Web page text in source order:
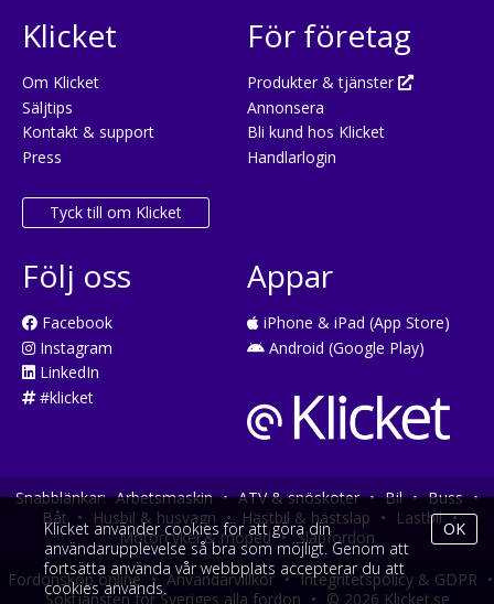
Klicket
Om Klicket
Säljtips
Kontakt & support
Press
Tyck till om Klicket
För företag
Produkter & tjänster
Annonsera
Bli kund hos Klicket
Handlarlogin
Följ oss
Facebook
Instagram
LinkedIn
#klicket
Appar
iPhone & iPad (App Store)
Android (Google Play)
Snabblänkar: Arbetsmaskin • ATV & snöskoter • Bil • Buss •
Båt • Husbil & husvagn • Hästbil & hästsläp • Lastbil •
Motorcykel & moped • Släpfordon
Fordonsköp online • Användarvillkor • Integritetspolicy & GDPR •
Söktjänsten för Sveriges alla fordon • © 2026 Klicket.se
Klicket använder cookies för att göra din
användarupplevelse så bra som möjligt. Genom att
fortsätta använda vår webbplats accepterar du att
cookies används.
OK